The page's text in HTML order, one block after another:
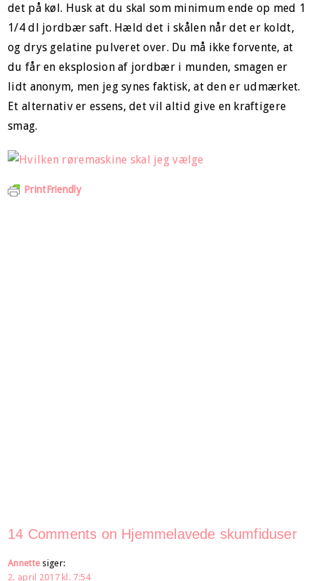
det på køl. Husk at du skal som minimum ende op med 1
1/4 dl jordbær saft. Hæld det i skålen når det er koldt,
og drys gelatine pulveret over. Du må ikke forvente, at
du får en eksplosion af jordbær i munden, smagen er
lidt anonym, men jeg synes faktisk, at den er udmærket.
Et alternativ er essens, det vil altid give en kraftigere
smag.
PrintFriendly
14 Comments on Hjemmelavede skumfiduser
Annette siger:
2. april 2017 kl. 7:54